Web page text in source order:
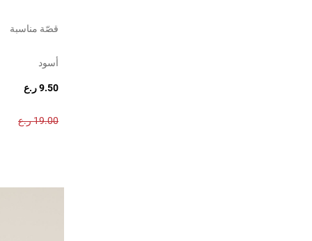
قصّة مناسبة
أسود
9.50 ر.ع
19.00 ر.ع